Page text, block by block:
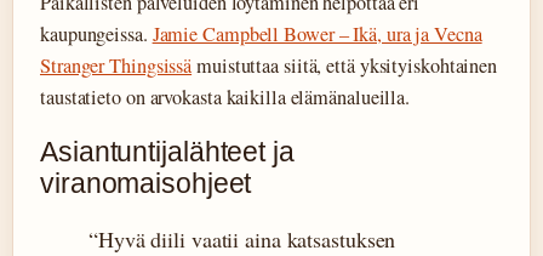
kaupungeissa. Jamie Campbell Bower – Ikä, ura ja Vecna
Stranger Thingsissämuistuttaa siitä, että yksityiskohtainen
taustatieto on arvokasta kaikilla elämänalueilla.
Asiantuntijalähteet ja
viranomaisohjeet
“Hyvä diili vaatii aina katsastuksen